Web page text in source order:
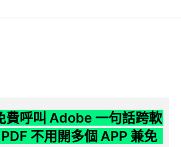
費呼叫 Adobe 一句話跨軟
不用開多個 APP 兼免